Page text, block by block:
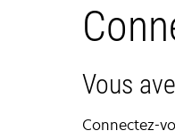
Vous
Connectez-